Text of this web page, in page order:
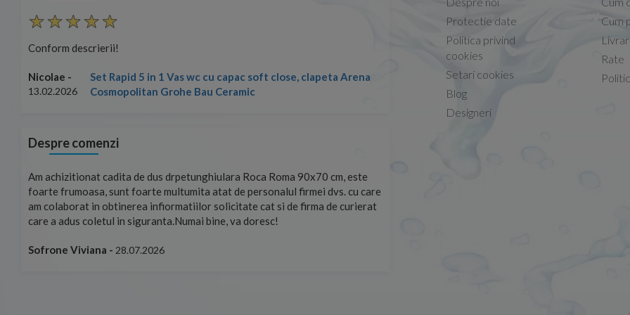
capac soft close, clapeta Arena
Ceramic
Nicolae -13.02.2026
Capacele Grohe
08.02.2026
Despre comenzi
cadita de dus drpetunghiulara Roca Roma 90x70 cm, este
frumoasa, sunt foarte multumita atat de personalul firmei dvs. cu care
in obtinerea infiormatiilor solicitate cat si de firma de curierat
adus coletul in siguranta.Numai bine, va doresc!
Viviana -28.07.2026
Foarte prompți, am cerut detalii despre produs care nu erau pe
primit imediat. După ce am plasat comanda, aceasta a ajuns foarte
Mulțumesc!
Protectie date
Politica privind
cookies
Setari cookies
Blog
Designeri
Cum
Rate